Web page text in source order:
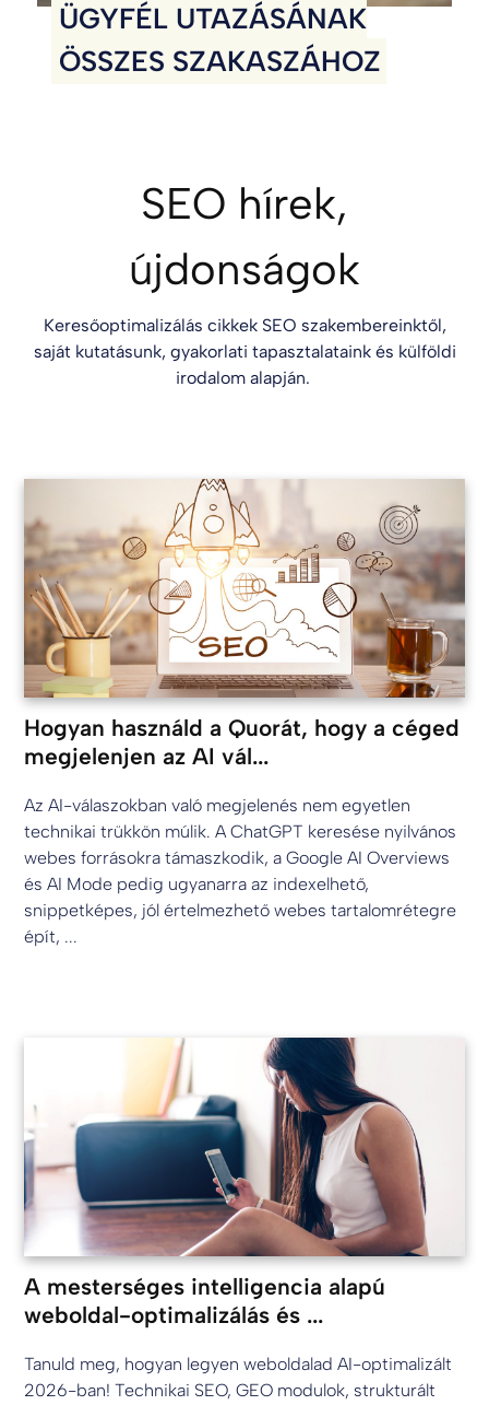
ÜGYFÉL UTAZÁSÁNAK
ÖSSZES SZAKASZÁHOZ
SEO hírek,
újdonságok
Keresőoptimalizálás cikkek SEO szakembereinktől,
saját kutatásunk, gyakorlati tapasztalataink és külföldi
irodalom alapján.
Hogyan használd a Quorát, hogy a céged
megjelenjen az AI vál...
Az AI-válaszokban való megjelenés nem egyetlen
technikai trükkön múlik. A ChatGPT keresése nyilvános
webes forrásokra támaszkodik, a Google AI Overviews
és AI Mode pedig ugyanarra az indexelhető,
snippetképes, jól értelmezhető webes tartalomrétegre
épít, ...
A mesterséges intelligencia alapú
weboldal-optimalizálás és ...
Tanuld meg, hogyan legyen weboldalad AI-optimalizált
2026-ban! Technikai SEO, GEO modulok, strukturált